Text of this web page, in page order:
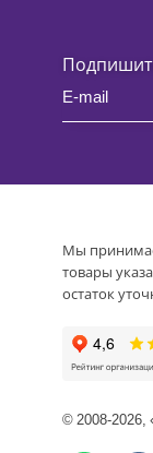
Мы
товары
остаток
© 2008-